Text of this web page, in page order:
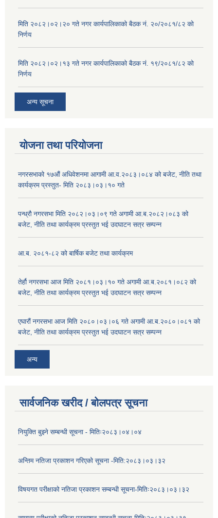
मिति २०८२।०२।२० गते नगर कार्यपालिकाको बैठक नं. २०/२०८१/८२ को
निर्णय
मिति २०८२।०२।१३ गते नगर कार्यपालिकाको बैठक नं. १९/२०८१/८२ को
निर्णय
अन्य सूचना
योजना तथा परियोजना
नगरसभाको १७औं अधिवेशनमा आगामी आ.व.२०८३।०८४ को बजेट, नीति तथा
कार्यक्रम प्रस्तुत- मिति २०८३।०३।१० गते
पन्ध्रौ नगरसभा मिति २०८२।०३।०९ गते अगामी आ.ब.२०८२।०८३ को
बजेट, नीति तथा कार्यक्रम प्रस्तुत भई उदघाटन सत्र सम्पन्न
आ.ब. २०८१-८२ को बार्षिक बजेट तथा कार्यक्रम
तेर्हौ नगरसभा आज मिति २०८१।०३।१० गते अगामी आ.ब.२०८१।०८२ को
बजेट, नीति तथा कार्यक्रम प्रस्तुत भई उदघाटन सत्र सम्पन्न
एघारौं नगरसभा आज मिति २०८०।०३।०६ गते अगामी आ.ब.२०८०।०८१ को
बजेट, नीति तथा कार्यक्रम प्रस्तुत भई उदघाटन सत्र सम्पन्न
अन्य
सार्वजनिक खरीद / बोलपत्र सूचना
नियुक्ति बुझ्ने सम्बन्धी सूचना - मितिः२०८३।०४।०४
अन्तिम नतिजा प्रकाशन गरिएको सूचना -मिति:२०८३।०३।३२
विषयगत परीक्षाको नतिजा प्रकाशन सम्बन्धी सूचना-मितिः२०८३।०३।३२